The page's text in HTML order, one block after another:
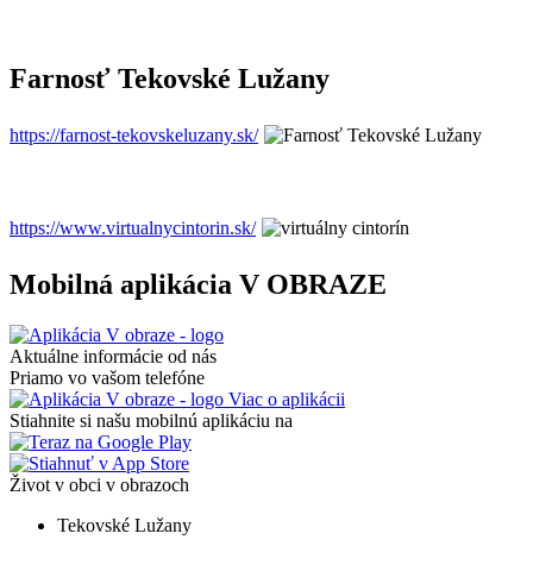
Farnosť Tekovské Lužany
https://farnost-tekovskeluzany.sk/
https://www.virtualnycintorin.sk/
Mobilná aplikácia V OBRAZE
Aktuálne informácie od nás
Priamo vo vašom telefóne
Viac o aplikácii
Stiahnite si našu mobilnú aplikáciu na
Život v obci v obrazoch
Tekovské Lužany